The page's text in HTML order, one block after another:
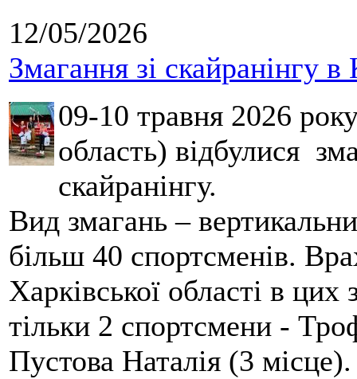
12/05/2026
Змагання зі скайранінгу в
09-10 травня 2026
область) відбулися
скайранінгу.
Вид змагань –
більш 40 спортсменів.
Харківської області в
тільки 2 спортсмени -
Пустова Наталія (3 місце).